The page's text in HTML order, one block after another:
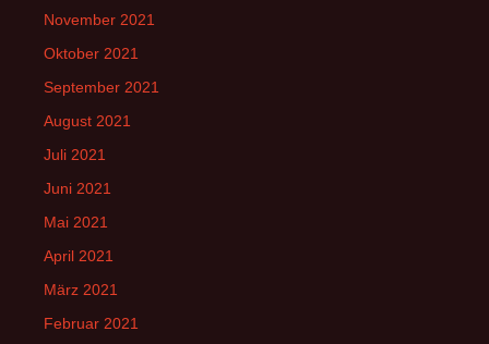
November 2021
Oktober 2021
September 2021
August 2021
Juli 2021
Juni 2021
Mai 2021
April 2021
März 2021
Februar 2021